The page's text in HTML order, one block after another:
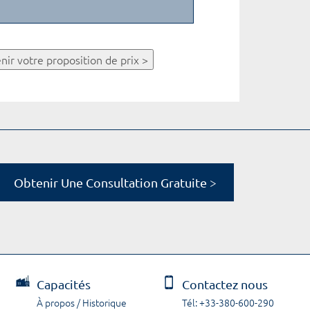
votre proposition de prix >
Obtenir Une Consultation Gratuite >
Capacités
À propos / Historique
Contactez nous
Tél: +33-380-600-290